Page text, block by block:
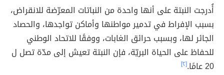
أُدرجت النبتة على أنها واحدة من النباتات المعرّضة للانقراض،
بسبب الإفراط في تدمير مواطنها وأماكن تواجدها، والحصاد
الجائر لها، وبسبب حرائق الغابات، ووفقًا للاتحاد الوطني
للحفاظ على الحياة البريّة، فإن النبتة تعيش إلى مدّة تصل ل
20 عامًا.
[٢]